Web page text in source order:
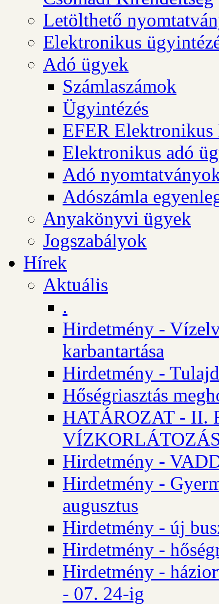
Letölthető
Elektronikus
Adó ügyek
Számlaszámok
Ügyintézés
EFER Elektronikus
Elektronikus adó
Adó
Adószámla
Anyakönyvi ügyek
Jogszabályok
Hírek
Aktuális
.
Hirdetmény -
karbantartása
Hirdetmény -
Hőségriasztás
HATÁROZAT - II.
Hirdetmény -
Hirdetmény -
augusztus
Hirdetmény - új
Hirdetmény -
Hirdetmény -
- 07. 24-ig